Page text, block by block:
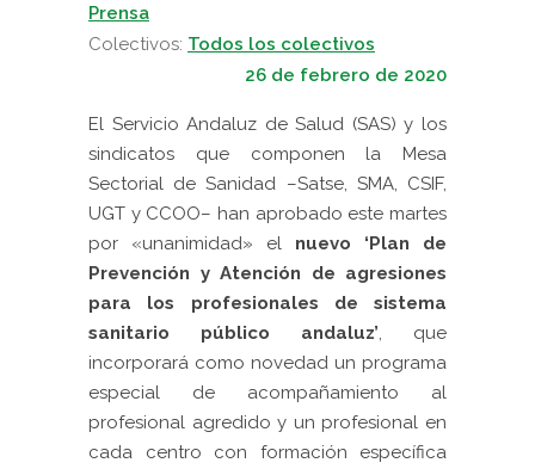
Prensa
Colectivos: Todos los colectivos
26 de febrero de 2020
El Servicio Andaluz de Salud (SAS) y los
sindicatos que componen la Mesa
Sectorial de Sanidad –Satse, SMA, CSIF,
UGT y CCOO– han aprobado este martes
por «unanimidad» el nuevo ‘Plan de
Prevención y Atención de agresiones
para los profesionales de sistema
sanitario público andaluz’ , que
incorporará como novedad un programa
especial de acompañamiento al
profesional agredido y un profesional en
cada centro con formación específica